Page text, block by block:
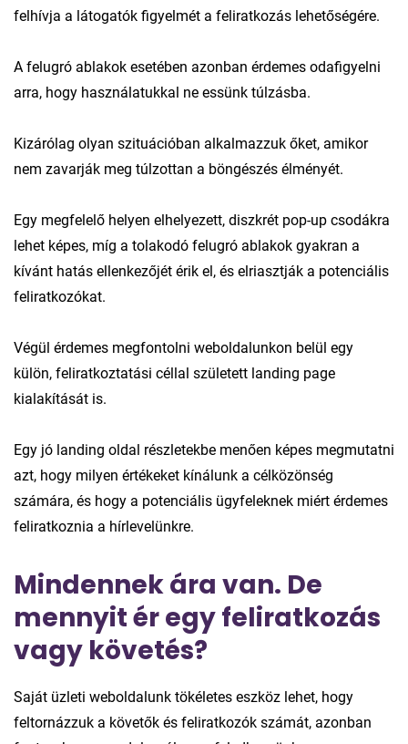
felhívja a látogatók figyelmét a feliratkozás lehetőségére.
A felugró ablakok esetében azonban érdemes odafigyelni
arra, hogy használatukkal ne essünk túlzásba.
Kizárólag olyan szituációban alkalmazzuk őket, amikor
nem zavarják meg túlzottan a böngészés élményét.
Egy megfelelő helyen elhelyezett, diszkrét pop-up csodákra
lehet képes, míg a tolakodó felugró ablakok gyakran a
kívánt hatás ellenkezőjét érik el, és elriasztják a potenciális
feliratkozókat.
Végül érdemes megfontolni weboldalunkon belül egy
külön, feliratkoztatási céllal született landing page
kialakítását is.
Egy jó landing oldal részletekbe menően képes megmutatni
azt, hogy milyen értékeket kínálunk a célközönség
számára, és hogy a potenciális ügyfeleknek miért érdemes
feliratkoznia a hírlevelünkre.
Mindennek ára van. De
mennyit ér egy feliratkozás
vagy követés?
Saját üzleti weboldalunk tökéletes eszköz lehet, hogy
feltornázzuk a követők és feliratkozók számát, azonban